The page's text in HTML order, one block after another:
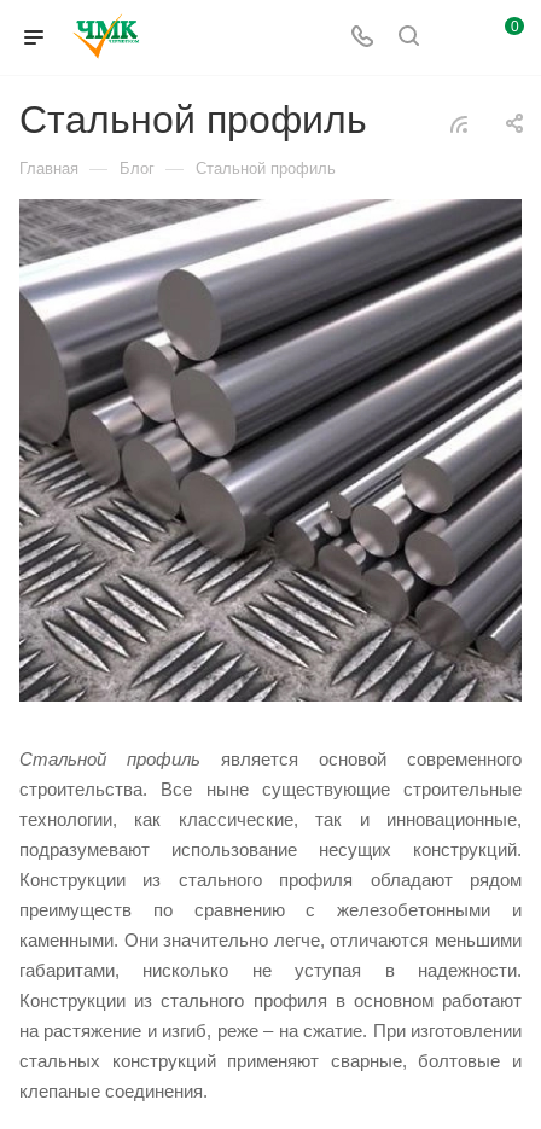
0
Стальной профиль
Главная — Блог — Стальной профиль
Стальной профиль является основой современного
строительства. Все ныне существующие строительные
технологии, как классические, так и инновационные,
подразумевают использование несущих конструкций.
Конструкции из стального профиля обладают рядом
преимуществ по сравнению с железобетонными и
каменными. Они значительно легче, отличаются меньшими
габаритами, нисколько не уступая в надежности.
Конструкции из стального профиля в основном работают
на растяжение и изгиб, реже – на сжатие. При изготовлении
стальных конструкций применяют сварные, болтовые и
клепаные соединения.